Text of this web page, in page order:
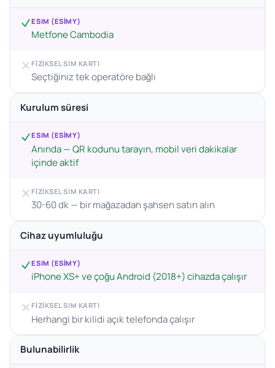
ESIM (ESIMY)
Metfone Cambodia
FIZIKSEL SIM KARTI
Seçtiğiniz tek operatöre bağlı
Kurulum süresi
ESIM (ESIMY)
Anında — QR kodunu tarayın, mobil veri dakikalar
içinde aktif
FIZIKSEL SIM KARTI
30-60 dk — bir mağazadan şahsen satın alın
Cihaz uyumluluğu
ESIM (ESIMY)
iPhone XS+ ve çoğu Android (2018+) cihazda çalışır
FIZIKSEL SIM KARTI
Herhangi bir kilidi açık telefonda çalışır
Bulunabilirlik